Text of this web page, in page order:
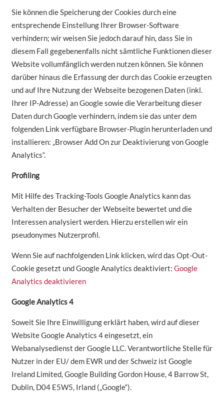
Sie können die Speicherung der Cookies durch eine
entsprechende Einstellung Ihrer Browser-Software
verhindern; wir weisen Sie jedoch darauf hin, dass Sie in
diesem Fall gegebenenfalls nicht sämtliche Funktionen dieser
Website vollumfänglich werden nutzen können. Sie können
darüber hinaus die Erfassung der durch das Cookie erzeugten
und auf Ihre Nutzung der Webseite bezogenen Daten (inkl.
Ihrer IP-Adresse) an Google sowie die Verarbeitung dieser
Daten durch Google verhindern, indem sie das unter dem
folgenden Link verfügbare Browser-Plugin herunterladen und
installieren: „Browser Add On zur Deaktivierung von Google
Analytics“.
Profiling
Mit Hilfe des Tracking-Tools Google Analytics kann das
Verhalten der Besucher der Webseite bewertet und die
Interessen analysiert werden. Hierzu erstellen wir ein
pseudonymes Nutzerprofil.
Wenn Sie auf nachfolgenden Link klicken, wird das Opt-Out-
Cookie gesetzt und Google Analytics deaktiviert: Google
Analytics deaktivieren
Google Analytics 4
Soweit Sie Ihre Einwilligung erklärt haben, wird auf dieser
Website Google Analytics 4 eingesetzt, ein
Webanalysedienst der Google LLC. Verantwortliche Stelle für
Nutzer in der EU/ dem EWR und der Schweiz ist Google
Ireland Limited, Google Building Gordon House, 4 Barrow St,
Dublin, D04 E5W5, Irland („Google“).